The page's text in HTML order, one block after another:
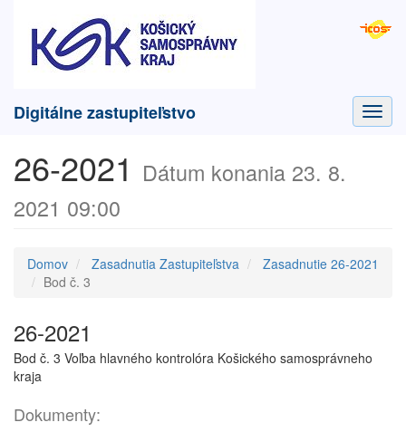
Digitálne zastupiteľstvo
26-2021 Dátum konania 23. 8.
2021 09:00
Domov Zasadnutia Zastupiteľstva
Zasadnutie 26-2021
Bod č. 3
26-2021
Bod č. 3 Voľba hlavného kontrolóra Košického samosprávneho
kraja
Dokumenty: